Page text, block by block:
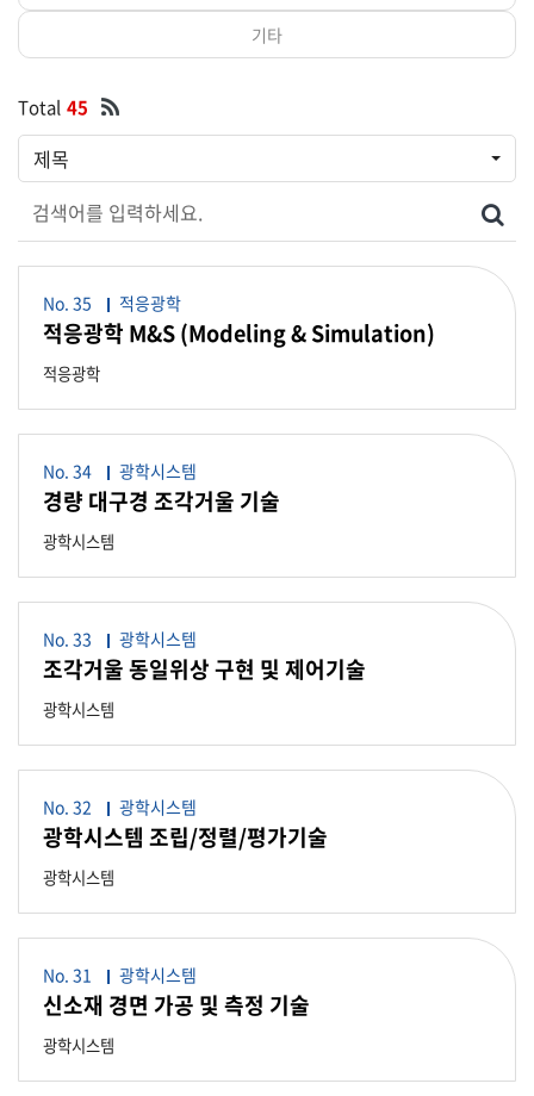
기타
Total 45
제목
검색어를 입력하세요
검색
No. 35 적응광학
적응광학 M&S (Modeling & Simulation)
적응광학
No. 34 광학시스템
경량 대구경 조각거울 기술
광학시스템
No. 33 광학시스템
조각거울 동일위상 구현 및 제어기술
광학시스템
No. 32 광학시스템
광학시스템 조립/정렬/평가기술
광학시스템
No. 31 광학시스템
신소재 경면 가공 및 측정 기술
광학시스템